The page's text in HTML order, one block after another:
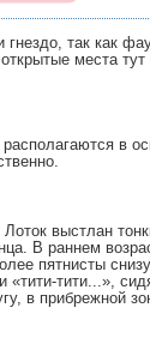
так как
места
в
выстлан
В раннем
пятнисты
«тити-тити...»,
в прибрежной